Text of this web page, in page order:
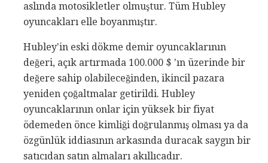
aslında motosikletler olmuştur. Tüm Hubley
oyuncakları elle boyanmıştır.
Hubley'in eski dökme demir oyuncaklarının
değeri, açık artırmada 100.000 $ 'ın üzerinde bir
değere sahip olabileceğinden, ikincil pazara
yeniden çoğaltmalar getirildi. Hubley
oyuncaklarının onlar için yüksek bir fiyat
ödemeden önce kimliği doğrulanmış olması ya da
özgünlük iddiasının arkasında duracak saygın bir
satıcıdan satın almaları akıllıcadır.